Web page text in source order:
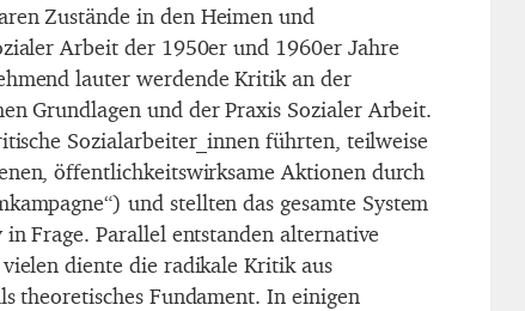
Zustände in den Heimen und
Arbeit der 1950er und 1960er Jahre
lauter werdende Kritik an der
Grundlagen und der Praxis Sozialer Arbeit.
Sozialarbeiter_innen führten, teilweise
öffentlichkeitswirksame Aktionen durch
und stellten das gesamte System
Frage. Parallel entstanden alternative
diente die radikale Kritik aus
theoretisches Fundament. In einigen